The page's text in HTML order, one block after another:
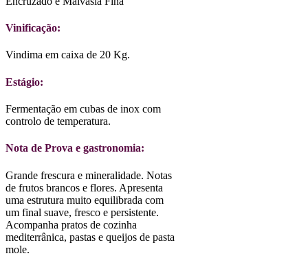
Vinificação:
Vindima em caixa de 20 Kg.
Estágio:
Fermentação em cubas de inox com
controlo de temperatura.
Nota de Prova e gastronomia:
Grande frescura e mineralidade. Notas
de frutos brancos e flores. Apresenta
uma estrutura muito equilibrada com
um final suave, fresco e persistente.
Acompanha pratos de cozinha
mediterrânica, pastas e queijos de pasta
mole.